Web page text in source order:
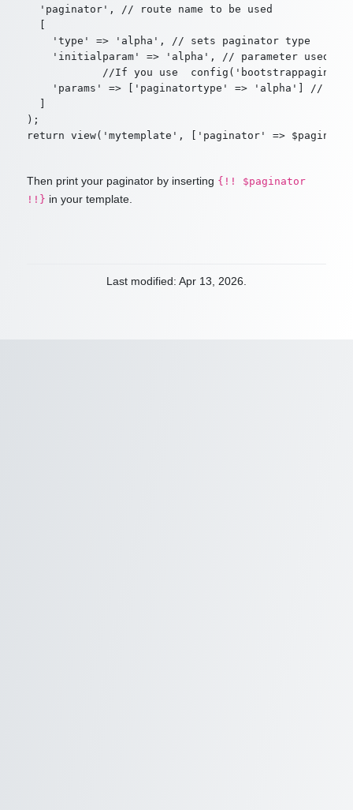
  'paginator', // route name to be used
    'type' => 'alpha', // sets paginator type
'initialparam' => 'alpha', // parameter used by
//If you use
'params' => ['paginatortype' => 'alpha'] //
);
Then print your paginator by inserting {!! $paginator
!!} in your template.
Last modified: Apr 13, 2026.